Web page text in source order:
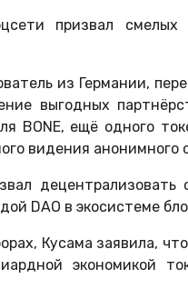
призвал
из Германии,
выгодных
BONE, ещё одного
видения
DAO в экосистеме
Кусама заявила,
экономикой